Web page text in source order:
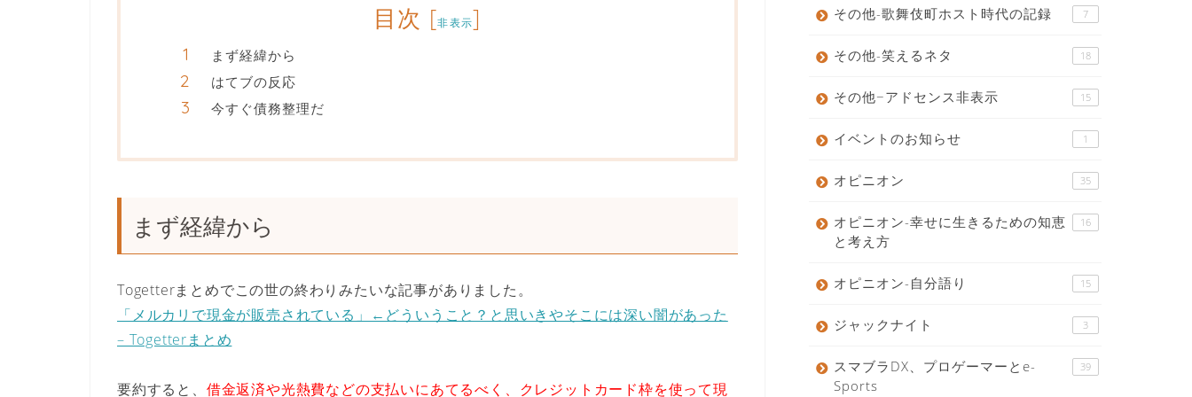
目次 [非表示]
まず経緯から
はてブの反応
今すぐ債務整理だ
まず経緯から
Togetterまとめでこの世の終わりみたいな記事がありました。
「メルカリで現金が販売されている」←どういうこと？と思いきやそこには深い闇があった
– Togetterまとめ
要約すると、 借金返済や光熱費などの支払いにあてるべく、クレジットカード枠を使って現
その他-歌舞伎町ホスト時代の記録 7
その他-笑えるネタ 18
その他−アドセンス非表示 15
イベントのお知らせ 1
オピニオン 35
オピニオン-幸せに生きるための知恵
と考え方
16
オピニオン-自分語り 15
ジャックナイト 3
スマブラDX、プロゲーマーとe-
Sports
39